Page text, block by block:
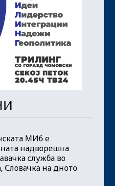
МИ6 е
надворешна
служба во
Словачка на дното